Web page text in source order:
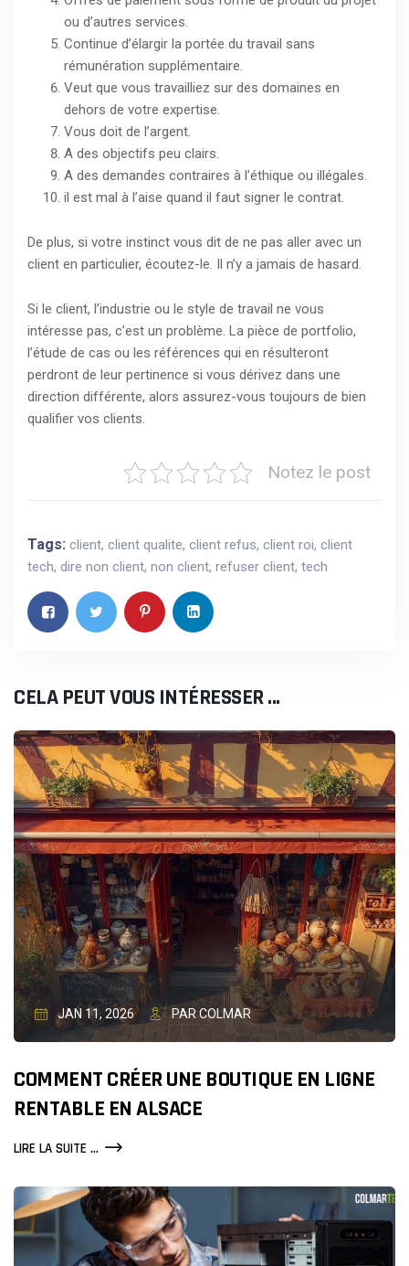
ou d’autres services.
Continue d’élargir la portée du travail sans
rémunération supplémentaire.
Veut que vous travailliez sur des domaines en
dehors de votre expertise.
Vous doit de l’argent.
A des objectifs peu clairs.
A des demandes contraires à l’éthique ou illégales.
il est mal à l’aise quand il faut signer le contrat.
De plus, si votre instinct vous dit de ne pas aller avec un
client en particulier, écoutez-le. Il n’y a jamais de hasard.
Si le client, l’industrie ou le style de travail ne vous
intéresse pas, c’est un problème. La pièce de portfolio,
l’étude de cas ou les références qui en résulteront
perdront de leur pertinence si vous dérivez dans une
direction différente, alors assurez-vous toujours de bien
qualifier vos clients.
Notez le post
Tags: client, client qualite, client refus, client roi, client
tech, dire non client, non client, refuser client, tech
CELA PEUT VOUS INTÉRESSER ...
JAN 11, 2026 PAR COLMAR
COMMENT CRÉER UNE BOUTIQUE EN LIGNE
RENTABLE EN ALSACE
LIRE LA SUITE ...COMMENT
BOUTIQUE
EN
LIGNE
RENTABLE